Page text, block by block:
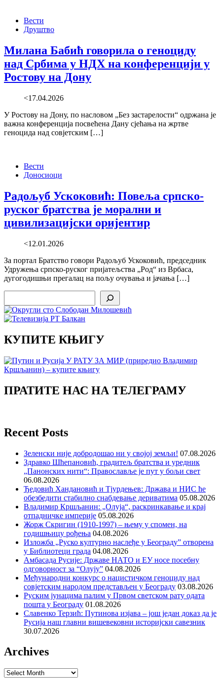
Вести
Друштво
Милана Бабић говорила о геноциду
над Србима у НДХ на конференцији у
Ростову на Дону
<17.04.2026
У Ростову на Дону, по насловом „Без застарелости“ одржана је
важна конференција посвећена Дану сјећања на жртве
геноцида над совјетским […]
Вести
Доносиоци
Радољуб Ускоковић: Повеља српско-
руског братства је морални и
цивилизацијски оријентир
<12.01.2026
За портал Братство говори Радољуб Ускоковић, председник
Удружења српско-руског пријатељства „Род“ из Врбаса,
дугогодишњи прегалац на пољу очувања и јачања […]
КУПИТЕ КЊИГУ
ПРАТИТЕ НАС НА ТЕЛЕГРАМУ
Recent Posts
Зеленски није добродошао ни у својој земљи! 07.08.2026
Здравко Шћепановић, градитељ братства и уредник
„Панонских нити“: Православље је пут у бољи свет
06.08.2026
Ђедовић Хандановић и Тјурдењев: Држава и НИС ће
обезбедити стабилно снабдевање дериватима 05.08.2026
Владимир Кршљанин: „Олуја“, раскринкавање и крај
отпадничке империје 05.08.2026
Жорж Скригин (1910-1997) – њему у спомен, на
годишњицу рођења 04.08.2026
Изложба „Руско културно наслеђе у Београду” отворена
у Библиотеци града 04.08.2026
Амбасада Русије: Државе НАТО и ЕУ носе посебну
одговорност за “Олују” 04.08.2026
Међународни конкурс о нацистичком геноциду над
совјетским народом представљен у Београду 03.08.2026
Руским јунацима палим у Првом светском рату одата
пошта у Београду 01.08.2026
Славенко Терзић: Путинова изјава – још један доказ да је
Русија наш главни вишевековни историјски савезник
30.07.2026
Archives
Archives